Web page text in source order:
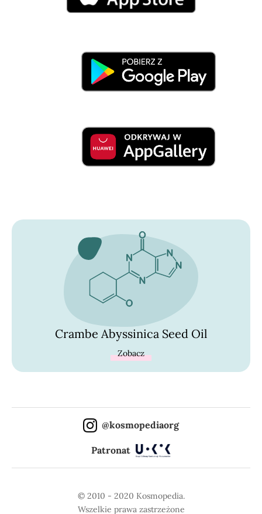
Crambe Abyssinica Seed Oil
Zobacz
@kosmopediaorg
Patronat
© 2010 - 2020 Kosmopedia.
Wszelkie prawa zastrzeżone